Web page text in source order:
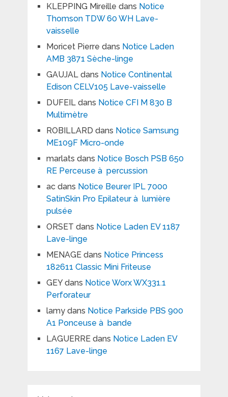
KLEPPING Mireille dans Notice
Thomson TDW 60 WH Lave-
vaisselle
Moricet Pierre dans Notice Laden
AMB 3871 Sèche-linge
GAUJALdans Notice Continental
Edison CELV105 Lave-vaisselle
DUFEILdans Notice CFI M 830 B
Multimètre
ROBILLARD dans Notice Samsung
ME109F Micro-onde
marlats dans Notice Bosch PSB 650
RE Perceuse à percussion
acdans Notice Beurer IPL 7000
SatinSkin Pro Epilateur à lumière
pulsée
ORSET dans Notice Laden EV 1187
Lave-linge
MENAGEdans Notice Princess
182611 Classic Mini Friteuse
GEYdans Notice Worx WX331.1
Perforateur
lamydans Notice Parkside PBS 900
A1 Ponceuse à bande
LAGUERREdans Notice Laden EV
1167 Lave-linge